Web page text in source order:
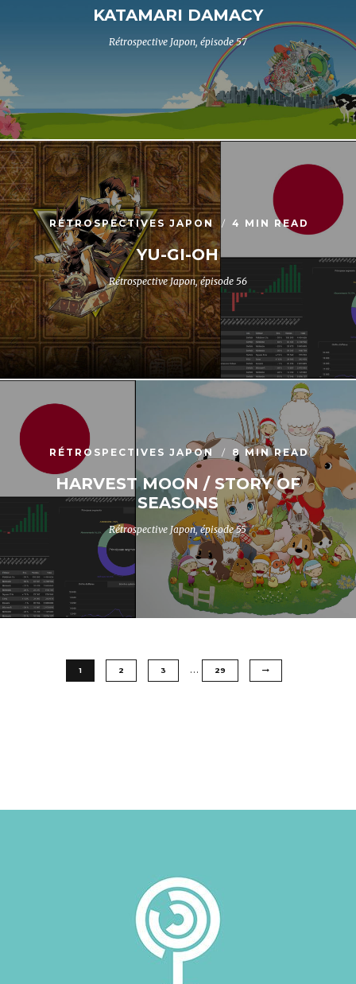
KATAMARI DAMACY
Rétrospective Japon, épisode 57
RÉTROSPECTIVES JAPON 4 MIN READ
YU-GI-OH
Rétrospective Japon, épisode 56
RÉTROSPECTIVES JAPON 8 MIN READ
HARVEST MOON / STORY OF
SEASONS
Rétrospective Japon, épisode 55
1 2 3 … 29